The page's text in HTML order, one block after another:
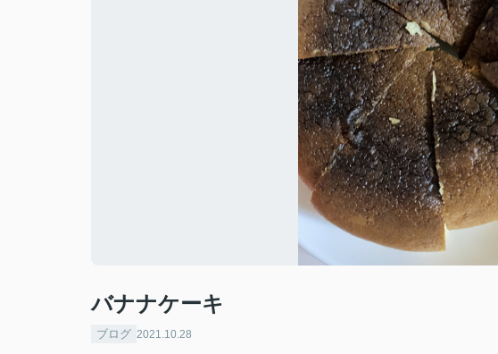
バナナケーキ
ブログ 2021.10.28